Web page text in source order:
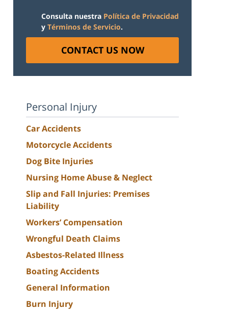
Consulta nuestra Política de Privacidad
y Términos de Servicio.
CONTACT US NOW
Personal Injury
Car Accidents
Motorcycle Accidents
Dog Bite Injuries
Nursing Home Abuse & Neglect
Slip and Fall Injuries: Premises
Liability
Workers’ Compensation
Wrongful Death Claims
Asbestos-Related Illness
Boating Accidents
General Information
Burn Injury